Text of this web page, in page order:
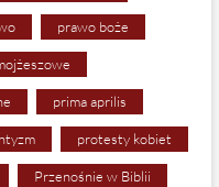
prawo boże
prima aprilis
protesty kobiet
Przenośnie w Biblii